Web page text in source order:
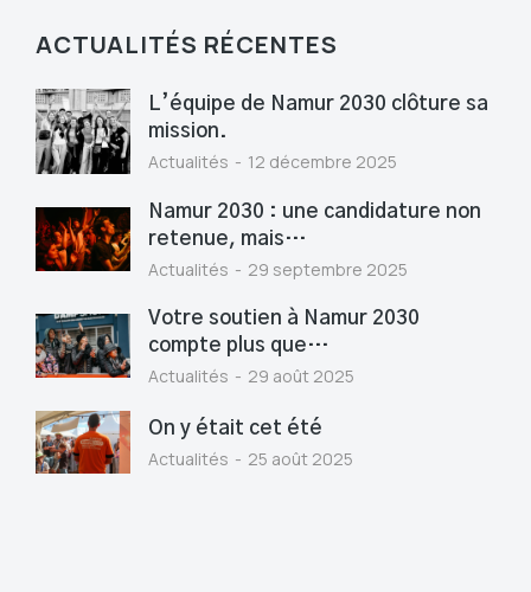
ACTUALITÉS RÉCENTES
L’équipe de Namur 2030 clôture sa
mission.
Actualités 12 décembre 2025
Namur 2030 : une candidature non
retenue, mais…
Actualités 29 septembre 2025
Votre soutien à Namur 2030
compte plus que…
Actualités 29 août 2025
On y était cet été
Actualités 25 août 2025